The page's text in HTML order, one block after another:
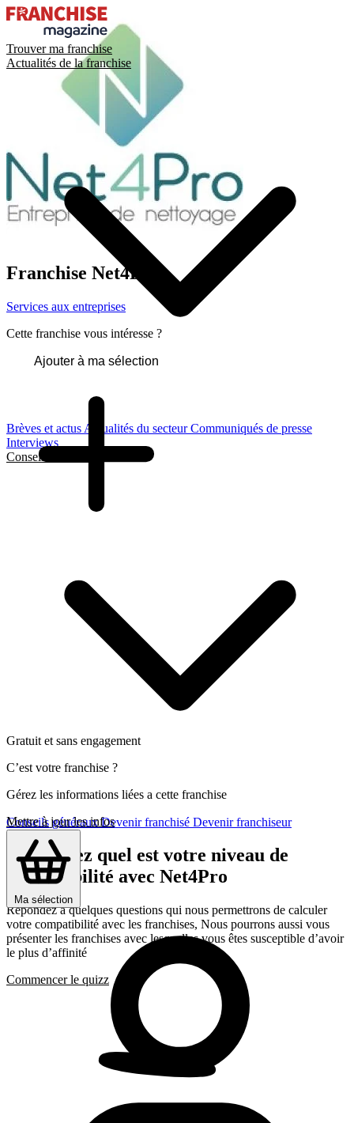
Trouver ma franchise
Actualités de la franchise
Brèves et actus Actualités du secteurCommuniqués de presse
Interviews
Conseils et Guides
Conseils générauxDevenir franchisé Devenir franchiseur
Ma sélection
Franchise Net4Pro
Services aux entreprises
Cette franchise vous intéresse ?
Ajouter à ma sélection
Gratuit et sans engagement
C’est votre franchise ?
Gérez les informations liées a cette franchise
Mettre à jour les infos
Découvrez quel est votre niveau de
compatibilité avec Net4Pro
Répondez a quelques questions qui nous permettrons de calculer
votre compatibilité avec les franchises, Nous pourrons aussi vous
présenter les franchises avec lesquelles vous êtes susceptible d’avoir
le plus d’affinité
Commencer le quizz